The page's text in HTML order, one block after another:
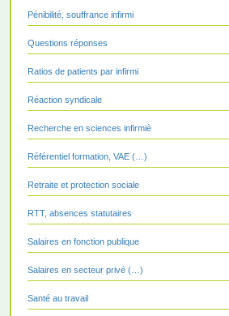
Pénibilité, souffrance infirmi
Questions réponses
Ratios de patients par infirmi
Réaction syndicale
Recherche en sciences infirmiè
Référentiel formation, VAE (…)
Retraite et protection sociale
RTT, absences statutaires
Salaires en fonction publique
Salaires en secteur privé (…)
Santé au travail